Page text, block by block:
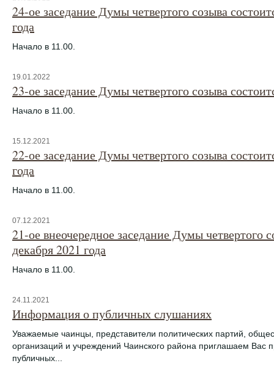
24-ое заседание Думы четвертого созыва
года
Начало в 11.00.
19.01.2022
23-ое заседание Думы четвертого созыва
Начало в 11.00.
15.12.2021
22-ое заседание Думы четвертого созыва
года
Начало в 11.00.
07.12.2021
21-ое внеочередное заседание Думы четвертого
декабря 2021 года
Начало в 11.00.
24.11.2021
Информация о публичных слушаниях
Уважаемые чаинцы, представители политических партий,
организаций и учреждений Чаинского района приглашаем Вас
публичных...